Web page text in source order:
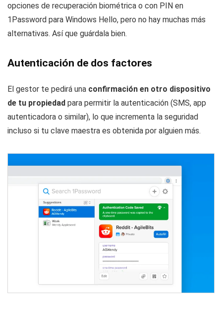
opciones de recuperación biométrica o con PIN en
1Password para Windows Hello, pero no hay muchas más
alternativas. Así que guárdala bien.
Autenticación de dos factores
El gestor te pedirá una confirmación en otro dispositivo
de tu propiedad para permitir la autenticación (SMS, app
autenticadora o similar), lo que incrementa la seguridad
incluso si tu clave maestra es obtenida por alguien más.